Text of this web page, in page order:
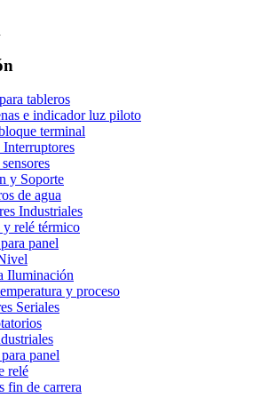
tableros
e indicador luz piloto
terminal
Interruptores
y Soporte
de agua
Industriales
y relé térmico
panel
Iluminación
y proceso
Seriales
panel
relé
fin de carrera